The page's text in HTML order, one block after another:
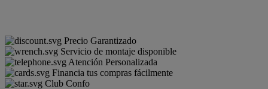
Precio Garantizado
Servicio de montaje disponible
Atención Personalizada
Financia tus compras fácilmente
Club Confo